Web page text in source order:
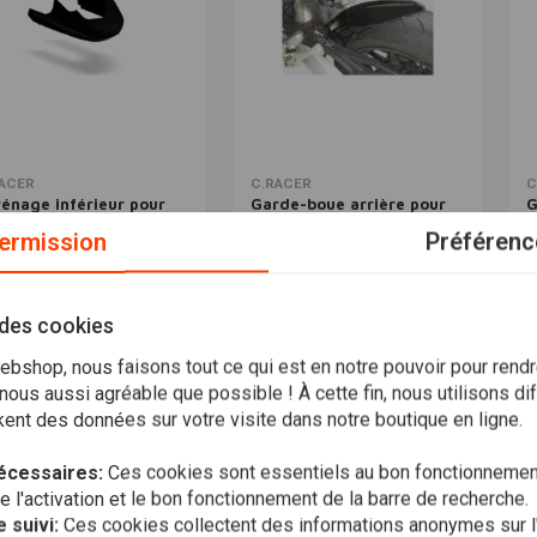
Ajouter au panier
inférieur pour
souhaits
Ajouter au panier
C.RACER
Garde-boue arrière pour
plus vus
cookies
nous faisons tout ce qui est en notre pouvoir pour
aussi agréable que possible ! À cette fin, nous utilisons
des données sur votre visite dans notre boutique en ligne.
Ces cookies sont essentiels au bon
l'activation et le bon fonctionnement de la barre de recherche.
suivi: Ces cookies collectent des informations anonymes sur